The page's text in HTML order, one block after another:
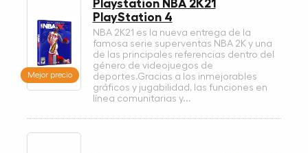
Mejor precio
Playstation NBA 2K21
PlayStation 4
NBA 2K21 es la nueva entrega de la
famosa serie superventas NBA 2K y una
de las principales referencias dentro del
género de videojuegos de
deportes.Gracias a los inmejorables
gráficos y jugabilidad, las funciones en
línea comunitarias y...